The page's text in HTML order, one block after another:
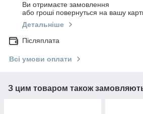
Ви отримаєте замовлення
або гроші повернуться на вашу
Детальніше
Післяплата
Всі умови оплати
З цим товаром також